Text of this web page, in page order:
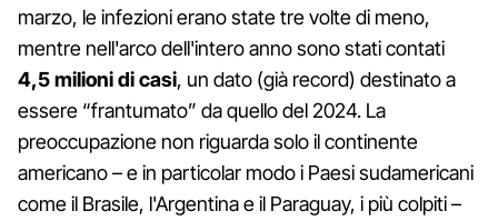
marzo, le infezioni erano state tre volte di meno,
mentre nell'arco dell'intero anno sono stati contati
4,5 milioni di casi, un dato (già record) destinato a
essere “frantumato” da quello del 2024. La
preoccupazione non riguarda solo il continente
americano – e in particolar modo i Paesi sudamericani
come il Brasile, l'Argentina e il Paraguay, i più colpiti –